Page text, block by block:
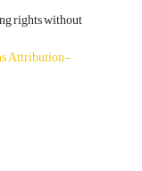
rights without
Attribution-